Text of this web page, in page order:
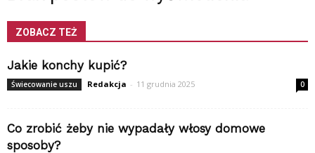
ZOBACZ TEŻ
Jakie konchy kupić?
Świecowanie uszu Redakcja - 11 grudnia 2025 0
Co zrobić żeby nie wypadały włosy domowe
sposoby?